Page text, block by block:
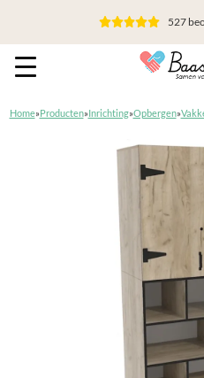
527
Home»Producten»Inrichting»Opbergen»